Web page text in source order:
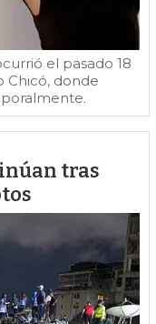
el pasado 18
Chicó, donde
tras